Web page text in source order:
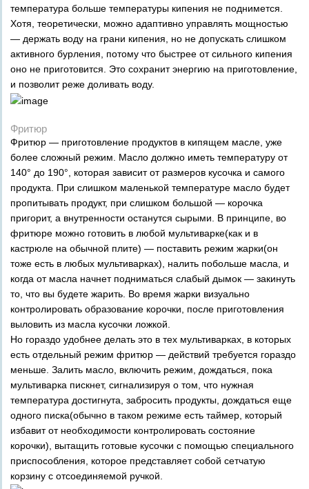
температура больше температуры кипения не поднимется.
Хотя, теоретически, можно адаптивно управлять мощностью
— держать воду на грани кипения, но не допускать слишком
активного бурления, потому что быстрее от сильного кипения
оно не приготовится. Это сохранит энергию на приготовление,
и позволит реже доливать воду.
Фритюр
Фритюр — приготовление продуктов в кипящем масле, уже
более сложный режим. Масло должно иметь температуру от
140° до 190°, которая зависит от размеров кусочка и самого
продукта. При слишком маленькой температуре масло будет
пропитывать продукт, при слишком большой — корочка
пригорит, а внутренности останутся сырыми. В принципе, во
фритюре можно готовить в любой мультиварке(как и в
кастрюле на обычной плите) — поставить режим жарки(он
тоже есть в любых мультиварках), налить побольше масла, и
когда от масла начнет подниматься слабый дымок — закинуть
то, что вы будете жарить. Во время жарки визуально
контролировать образование корочки, после приготовления
выловить из масла кусочки ложкой.
Но гораздо удобнее делать это в тех мультиварках, в которых
есть отдельный режим фритюр — действий требуется гораздо
меньше. Залить масло, включить режим, дождаться, пока
мультиварка пискнет, сигнализируя о том, что нужная
температура достигнута, забросить продукты, дождаться еще
одного писка(обычно в таком режиме есть таймер, который
избавит от необходимости контролировать состояние
корочки), вытащить готовые кусочки с помощью специального
приспособления, которое представляет собой сетчатую
корзину с отсоединяемой ручкой.